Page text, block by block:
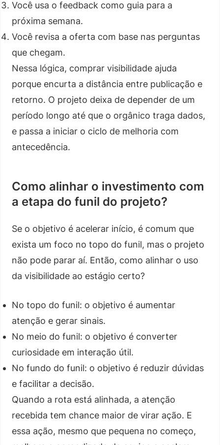
Você usa o feedback como guia para a
próxima semana.
Você revisa a oferta com base nas perguntas
que chegam.
Nessa lógica, comprar visibilidade ajuda
porque encurta a distância entre publicação e
retorno. O projeto deixa de depender de um
período longo até que o orgânico traga dados,
e passa a iniciar o ciclo de melhoria com
antecedência.
Como alinhar o investimento com
a etapa do funil do projeto?
Se o objetivo é acelerar início, é comum que
exista um foco no topo do funil, mas o projeto
não pode parar aí. Então, como alinhar o uso
da visibilidade ao estágio certo?
No topo do funil: o objetivo é aumentar
atenção e gerar sinais.
No meio do funil: o objetivo é converter
curiosidade em interação útil.
No fundo do funil: o objetivo é reduzir dúvidas
e facilitar a decisão.
Quando a rota está alinhada, a atenção
recebida tem chance maior de virar ação. E
essa ação, mesmo que pequena no começo,